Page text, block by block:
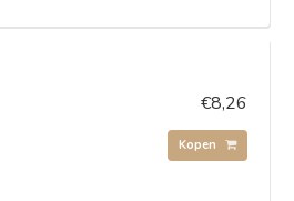
€8,26
Kopen